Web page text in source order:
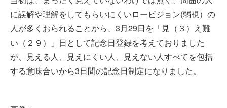
に誤解や理解をしてもらいにくいロービジョン(弱視）の
人が多くおられることから、3月29日を「見（３）え難
い（２９）」日として記念日登録を考えておりました
が、見える人、見えにくい人、見えない人すべてを包括
する意味合いから3日間の記念日制定になりました。